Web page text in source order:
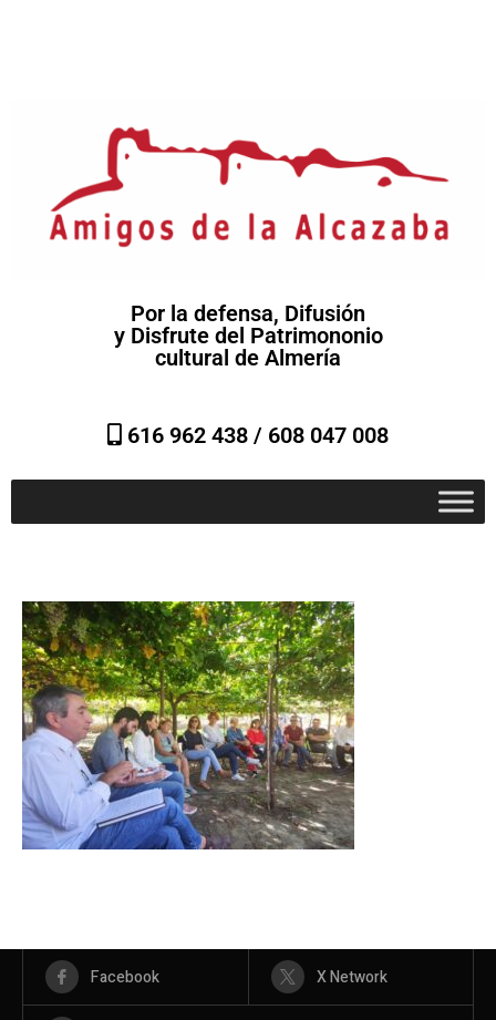
Por la defensa, Difusión
y Disfrute del Patrimononio
cultural de Almería
616 962 438 / 608 047 008
Facebook X Network